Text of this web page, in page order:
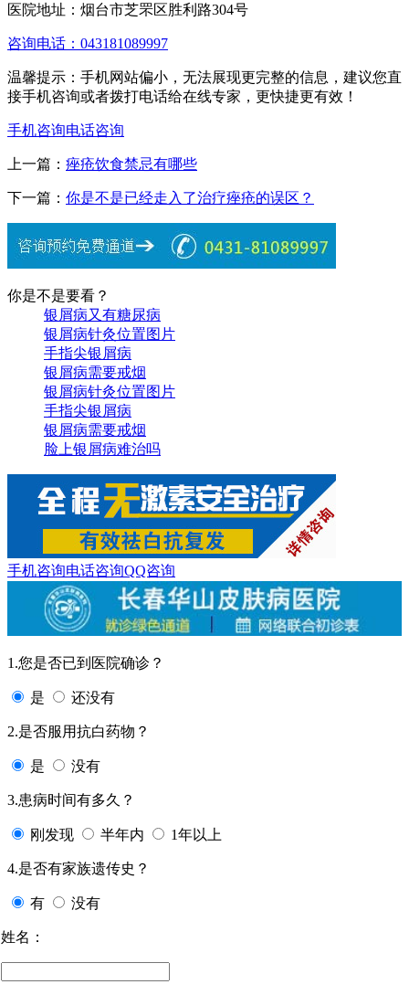
医院地址：烟台市芝罘区胜利路304号
咨询电话：043181089997
温馨提示：手机网站偏小，无法展现更完整的信息，建议您直
接手机咨询或者拨打电话给在线专家，更快捷更有效！
手机咨询电话咨询
上一篇： 痤疮饮食禁忌有哪些
下一篇： 你是不是已经走入了治疗痤疮的误区？
你是不是要看？
银屑病又有糖尿病
银屑病针灸位置图片
手指尖银屑病
银屑病需要戒烟
银屑病针灸位置图片
手指尖银屑病
银屑病需要戒烟
脸上银屑病难治吗
手机咨询电话咨询QQ咨询
1.您是否已到医院确诊？
是 还没有
2.是否服用抗白药物？
是 没有
3.患病时间有多久？
刚发现 半年内 1年以上
4.是否有家族遗传史？
有 没有
姓名：